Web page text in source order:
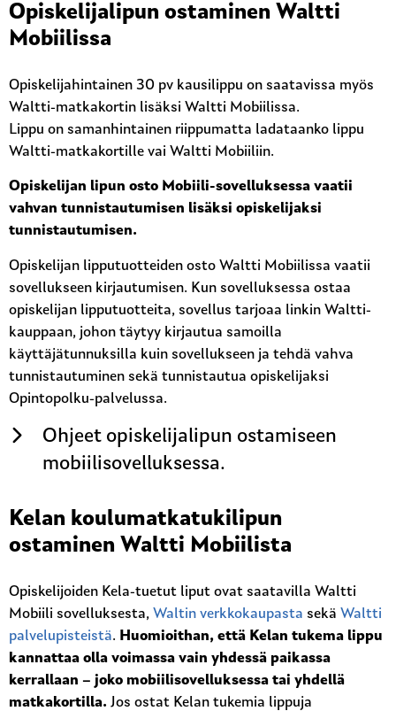
Opiskelijalipun ostaminen Waltti
Mobiilissa
Opiskelijahintainen 30 pv kausilippu on saatavissa myös
Waltti-matkakortin lisäksi Waltti Mobiilissa.
Lippu on samanhintainen riippumatta ladataanko lippu
Waltti-matkakortille vai Waltti Mobiiliin.
Opiskelijan lipun osto Mobiili-sovelluksessa vaatii
vahvan tunnistautumisen lisäksi opiskelijaksi
tunnistautumisen.
Opiskelijan lipputuotteiden osto Waltti Mobiilissa vaatii
sovellukseen kirjautumisen. Kun sovelluksessa ostaa
opiskelijan lipputuotteita, sovellus tarjoaa linkin Waltti-
kauppaan, johon täytyy kirjautua samoilla
käyttäjätunnuksilla kuin sovellukseen ja tehdä vahva
tunnistautuminen sekä tunnistautua opiskelijaksi
Opintopolku-palvelussa.
Ohjeet opiskelijalipun ostamiseen
mobiilisovelluksessa.
Kelan koulumatkatukilipun
ostaminen Waltti Mobiilista
Opiskelijoiden Kela-tuetut liput ovat saatavilla Waltti
Mobiili sovelluksesta, Waltin verkkokaupasta sekä Waltti
palvelupisteistä. Huomioithan, että Kelan tukema lippu
kannattaa olla voimassa vain yhdessä paikassa
kerrallaan – joko mobiilisovelluksessa tai yhdellä
matkakortilla. Jos ostat Kelan tukemia lippuja